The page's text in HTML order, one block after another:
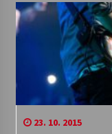
23. 10. 2015